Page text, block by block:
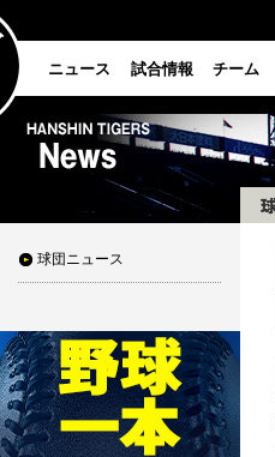
ニュース 試合情報 チーム
球団ニュース